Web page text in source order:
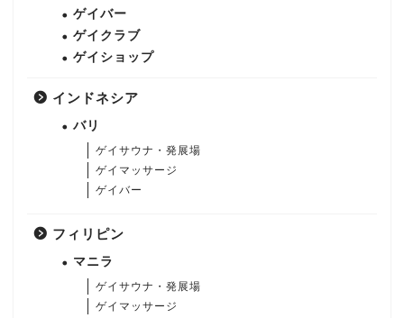
ゲイバー
ゲイクラブ
ゲイショップ
インドネシア
バリ
ゲイサウナ・発展場
ゲイマッサージ
ゲイバー
フィリピン
マニラ
ゲイサウナ・発展場
ゲイマッサージ